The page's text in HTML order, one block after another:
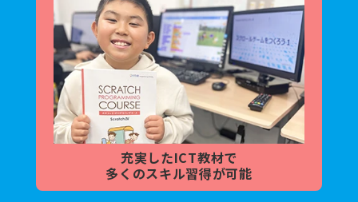
充実したICT教材で
多くのスキル習得が可能